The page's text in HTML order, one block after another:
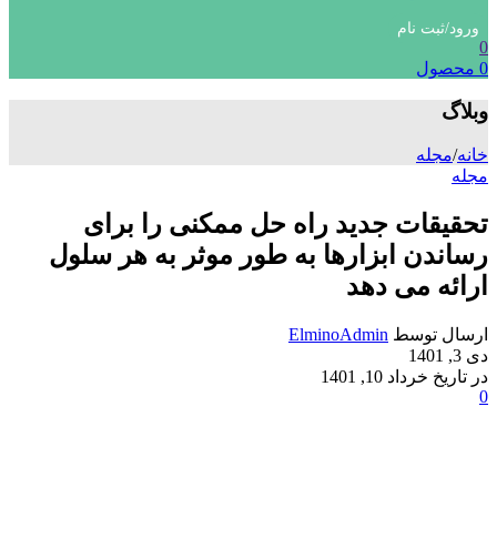
ورود/ثبت نام
0
0 محصول
وبلاگ
خانه/مجله
مجله
تحقیقات جدید راه حل ممکنی را برای
رساندن ابزارها به طور موثر به هر سلول
ارائه می دهد
ارسال توسط ElminoAdmin
دی 3, 1401
در تاریخ خرداد 10, 1401
0